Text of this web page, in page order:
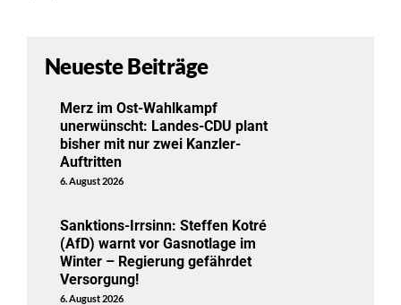
Neueste Beiträge
Merz im Ost-Wahlkampf
unerwünscht: Landes-CDU plant
bisher mit nur zwei Kanzler-
Auftritten
6. August 2026
Sanktions-Irrsinn: Steffen Kotré
(AfD) warnt vor Gasnotlage im
Winter – Regierung gefährdet
Versorgung!
6. August 2026